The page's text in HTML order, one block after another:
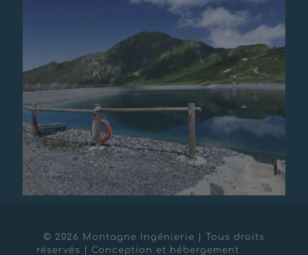
© 2026 Montagne Ingénierie | Tous droits
réservés | Conception et hébergement